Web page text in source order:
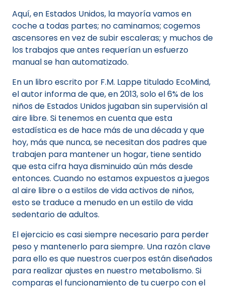
Aquí, en Estados Unidos, la mayoría vamos en
coche a todas partes; no caminamos; cogemos
ascensores en vez de subir escaleras; y muchos de
los trabajos que antes requerían un esfuerzo
manual se han automatizado.
En un libro escrito por F.M. Lappe titulado EcoMind,
el autor informa de que, en 2013, solo el 6% de los
niños de Estados Unidos jugaban sin supervisión al
aire libre. Si tenemos en cuenta que esta
estadística es de hace más de una década y que
hoy, más que nunca, se necesitan dos padres que
trabajen para mantener un hogar, tiene sentido
que esta cifra haya disminuido aún más desde
entonces. Cuando no estamos expuestos a juegos
al aire libre o a estilos de vida activos de niños,
esto se traduce a menudo en un estilo de vida
sedentario de adultos.
El ejercicio es casi siempre necesario para perder
peso y mantenerlo para siempre. Una razón clave
para ello es que nuestros cuerpos están diseñados
para realizar ajustes en nuestro metabolismo. Si
comparas el funcionamiento de tu cuerpo con el